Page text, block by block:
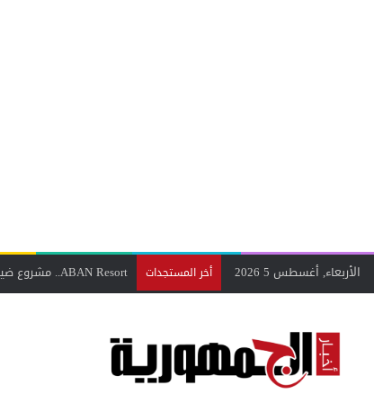
الأربعاء, أغسطس 5 2026 أخر المستجدات